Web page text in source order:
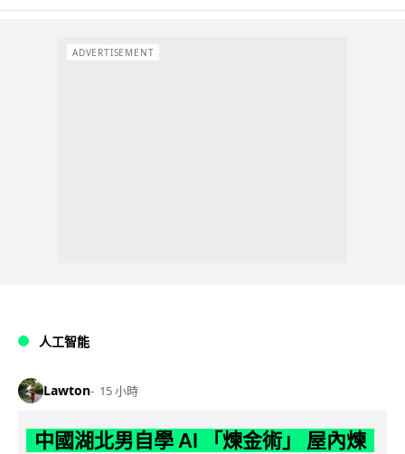
ADVERTISEMENT
人工智能
Lawton 15 小時
中國湖北男自學 AI 「煉金術」 屋內煉